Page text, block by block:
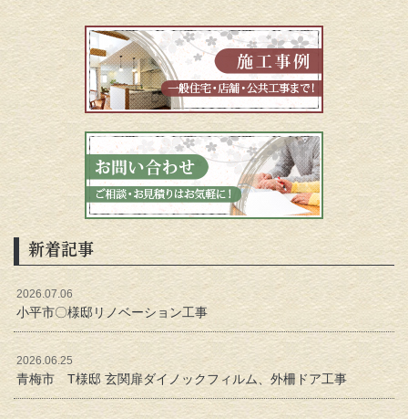
新着記事
2026.07.06
小平市〇様邸リノベーション工事
2026.06.25
青梅市 T様邸 玄関扉ダイノックフィルム、外柵ドア工事